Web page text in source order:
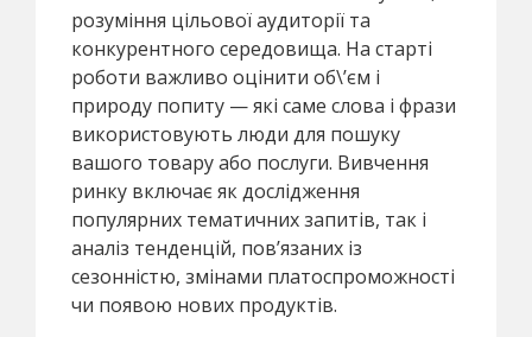
розуміння цільової аудиторії та
конкурентного середовища. На старті
роботи важливо оцінити об\’єм і
природу попиту — які саме слова і фрази
використовують люди для пошуку
вашого товару або послуги. Вивчення
ринку включає як дослідження
популярних тематичних запитів, так і
аналіз тенденцій, пов’язаних із
сезонністю, змінами платоспроможності
чи появою нових продуктів.